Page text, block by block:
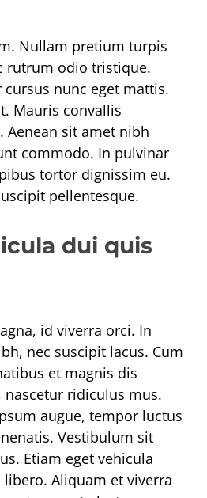
Nullam pretium turpis
rutrum odio tristique.
cursus nunc eget mattis.
Mauris convallis
Aenean sit amet nibh
commodo. In pulvinar
tortor dignissim eu.
pellentesque.
dui quis
id viverra orci. In
nec suscipit lacus. Cum
et magnis dis
ridiculus mus.
augue, tempor luctus
Vestibulum sit
Etiam eget vehicula
Aliquam et viverra